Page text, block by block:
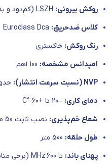
روکش بیرونی:
کلاس ضدحریق:
رنگ روکش: خاکستری
امپدانس مشخصه:
NVP (نسبت سرعت انتشار):
حدود
دمای کاری: –20 تا +60 °C
شعاع خم‌پذیری: نصب ثابت 50 میلی‌متر / حرکت 100 میلی‌متر
طول حلقه:
پهنای باند: تا 600 MHz (برخی منابع تا 1000 MHz)